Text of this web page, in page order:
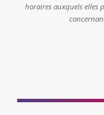
horaires auxquels elles